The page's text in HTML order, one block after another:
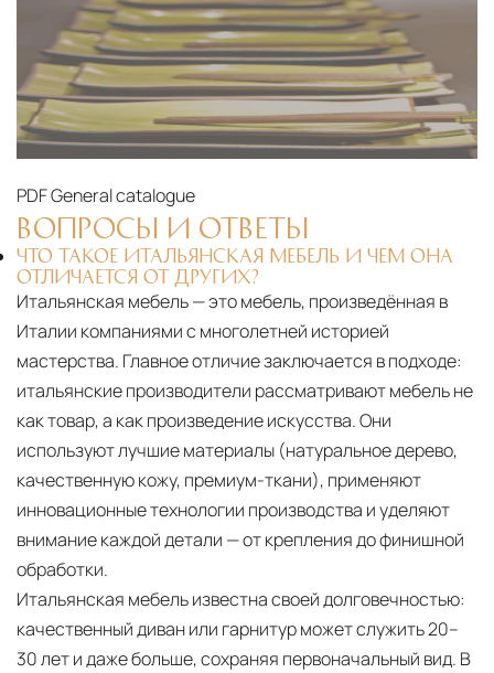
PDFGeneral catalogue
ВОПРОСЫ И ОТВЕТЫ
ЧТО ТАКОЕ ИТАЛЬЯНСКАЯ МЕБЕЛЬ И ЧЕМ ОНА
ОТЛИЧАЕТСЯ ОТ ДРУГИХ?
Итальянская мебель — это мебель, произведённая в
Италии компаниями с многолетней историей
мастерства. Главное отличие заключается в подходе:
итальянские производители рассматривают мебель не
как товар, а как произведение искусства. Они
используют лучшие материалы (натуральное дерево,
качественную кожу, премиум-ткани), применяют
инновационные технологии производства и уделяют
внимание каждой детали — от крепления до финишной
обработки.
Итальянская мебель известна своей долговечностью:
качественный диван или гарнитур может служить 20–
30 лет и даже больше, сохраняя первоначальный вид. В